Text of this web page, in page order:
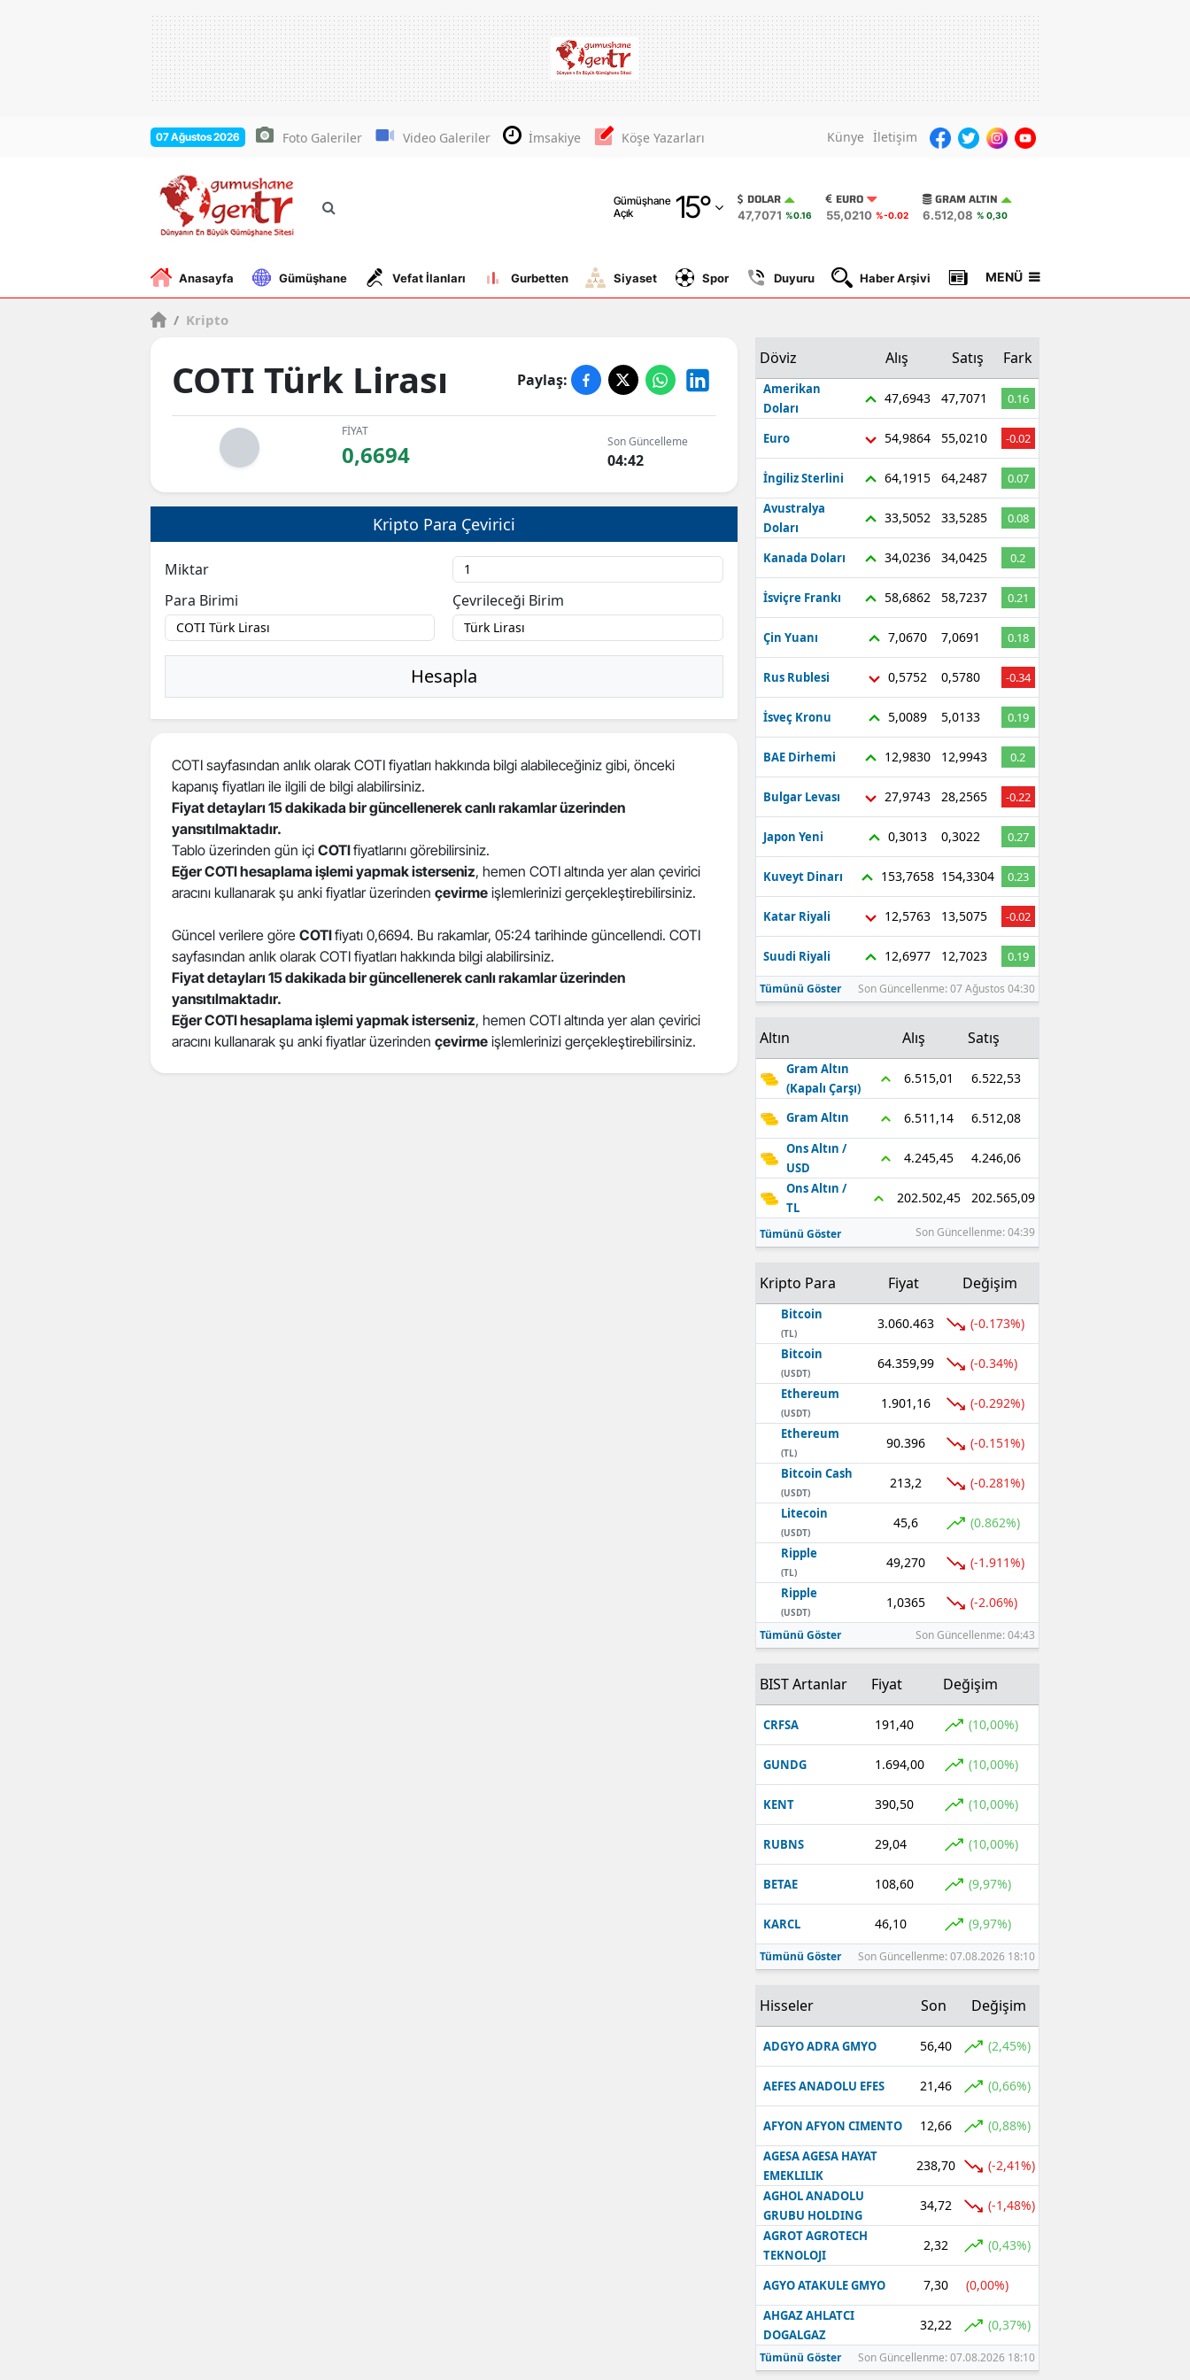
07 Ağustos 2026 Foto Galeriler Video Galeriler İmsakiye Köşe Yazarları Künye İletişim
Gümüşhane
Açık
15°
Adana
Adıyaman
Amasya
Antalya
Balıkesir
Bilecik
Bingöl
Bitlis
Burdur
Erzincan
Giresun
Gümüşhane
DOLAR
47,7071 %0.16
EURO
55,0210 %-0.02
GRAM ALTIN
6.512,08 % 0,30
Anasayfa Gümüşhane Vefat İlanları Gurbetten Siyaset Spor Duyuru Haber Arşivi Gazete Manşetleri
MENÜ
/ Kripto
COTI Türk Lirası Paylaş:
FİYAT
0,6694 Son Güncelleme
04:42
Kripto Para Çevirici
Miktar
Para Birimi
Çevrileceği Birim
Hesapla
COTI sayfasından anlık olarak COTI fiyatları hakkında bilgi alabileceğiniz gibi, önceki
kapanış fiyatları ile ilgili de bilgi alabilirsiniz.
Fiyat detayları 15 dakikada bir güncellenerek canlı rakamlar üzerinden
yansıtılmaktadır.
Tablo üzerinden gün içi COTIfiyatlarını görebilirsiniz.
Eğer COTI hesaplama işlemi yapmak isterseniz, hemen COTI altında yer alan çevirici
aracını kullanarak şu anki fiyatlar üzerinden çevirme işlemlerinizi gerçekleştirebilirsiniz.
Güncel verilere göre COTIfiyatı 0,6694. Bu rakamlar, 05:24 tarihinde güncellendi. COTI
sayfasından anlık olarak COTI fiyatları hakkında bilgi alabilirsiniz.
Fiyat detayları 15 dakikada bir güncellenerek canlı rakamlar üzerinden
yansıtılmaktadır.
Eğer COTI hesaplama işlemi yapmak isterseniz, hemen COTI altında yer alan çevirici
aracını kullanarak şu anki fiyatlar üzerinden çevirme işlemlerinizi gerçekleştirebilirsiniz.
Döviz Alış Satış Fark
Amerikan
Doları
47,6943 47,7071 0.16
Euro 54,9864 55,0210 -0.02
İngiliz Sterlini 64,1915 64,2487
0.07
Avustralya
Doları
33,5052 33,5285 0.08
Kanada Doları 34,0236 34,0425 0.2
İsviçre Frankı 58,6862 58,7237 0.21
Çin Yuanı 7,0670 7,0691 0.18
Rus Rublesi 0,5752 0,5780 -0.34
İsveç Kronu 5,0089 5,0133 0.19
BAE Dirhemi 12,9830 12,9943 0.2
Bulgar Levası 27,9743 28,2565 -0.22
Japon Yeni 0,3013 0,3022 0.27
Kuveyt Dinarı 153,7658 154,3304 0.23
Katar Riyali 12,5763 13,5075 -0.02
Suudi Riyali 12,6977 12,7023 0.19
Tümünü Göster Son Güncellenme: 07 Ağustos 04:30
Altın Alış Satış
Gram Altın
(Kapalı Çarşı)
6.515,01 6.522,53
Gram Altın 6.511,14 6.512,08
Ons Altın /
USD
4.245,45 4.246,06
Ons Altın /
TL
202.502,45 202.565,09
Tümünü Göster Son Güncellenme: 04:39
Kripto Para Fiyat Değişim
Bitcoin
(TL)
3.060.463 (-0.173%)
Bitcoin
(USDT)
64.359,99 (-0.34%)
Ethereum
(USDT)
1.901,16 (-0.292%)
Ethereum
(TL)
90.396 (-0.151%)
Bitcoin Cash
(USDT)
213,2 (-0.281%)
Litecoin
(USDT)
45,6 (0.862%)
Ripple
(TL)
49,270 (-1.911%)
Ripple
(USDT)
1,0365 (-2.06%)
Tümünü Göster Son Güncellenme: 04:43
BIST Artanlar Fiyat Değişim
CRFSA 191,40 (10,00%)
GUNDG 1.694,00 (10,00%)
KENT 390,50 (10,00%)
RUBNS 29,04 (10,00%)
BETAE 108,60 (9,97%)
KARCL 46,10 (9,97%)
Tümünü Göster Son Güncellenme: 07.08.2026 18:10
Hisseler Son Değişim
ADGYO ADRA GMYO 56,40 (2,45%)
AEFES ANADOLU EFES 21,46 (0,66%)
AFYON AFYON CIMENTO 12,66 (0,88%)
AGESA AGESA HAYAT
EMEKLILIK
238,70 (-2,41%)
AGHOL ANADOLU
GRUBU HOLDING
34,72 (-1,48%)
AGROT AGROTECH
TEKNOLOJI
2,32 (0,43%)
AGYO ATAKULE GMYO 7,30 (0,00%)
AHGAZ AHLATCI
DOGALGAZ
32,22 (0,37%)
Tümünü Göster Son Güncellenme: 07.08.2026 18:10